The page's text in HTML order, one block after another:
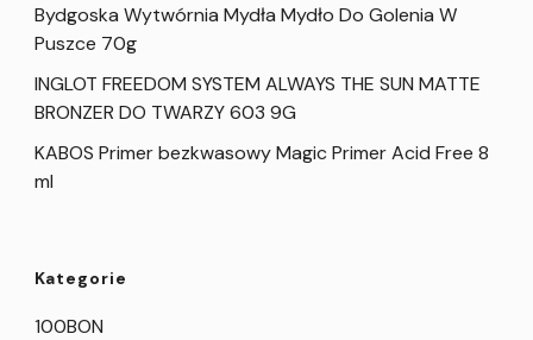
Bydgoska Wytwórnia Mydła Mydło Do Golenia W
Puszce 70g
INGLOT FREEDOM SYSTEM ALWAYS THE SUN MATTE
BRONZER DO TWARZY 603 9G
KABOS Primer bezkwasowy Magic Primer Acid Free 8
ml
Kategorie
100BON